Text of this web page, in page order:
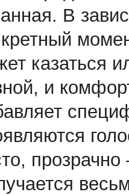
В
казаться
и
прозрачно